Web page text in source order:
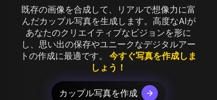
既存の画像を合成して、リアルで想像力に富
んだカップル写真を生成します。高度なAIが
あなたのクリエイティブなビジョンを形に
し、思い出の保存やユニークなデジタルアー
トの作成に最適です。
今すぐ写真を作成しま
しょう！
カップル写真を作成